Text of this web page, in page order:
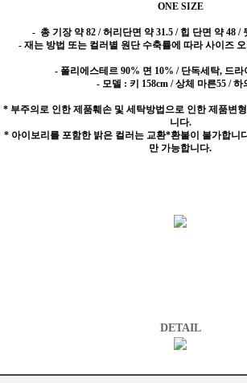
ONE SIZE
- 총 기장 약 82 / 허리단면 약 31.5 / 힙 단면 약 48 /
- 재는 방법 또는 컬러별 원단 수축률에 따라 사이즈
- 폴리에스테르 90% 면 10% / 단독세탁, 드
- 모델 : 키 158cm / 상체 마른55 / 하
* 부주의로 인한 제품훼손 및 세탁방법으로 인한 제품변
니다.
* 아이보리를 포함한 밝은 컬러는 교환*환불이 불가합니
만 가능합니다.
DETAIL